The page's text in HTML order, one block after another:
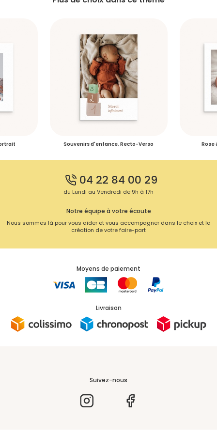
Souvenirs d'enfance, Recto-Verso Rose
04 22 84 00 29
du Lundi au Vendredi de 9h à 17h
Notre équipe à votre écoute
Nous sommes là pour vous aider et vous accompagner dans le choix et la
création de votre faire-part
Moyens de paiement
Livraison
Suivez-nous